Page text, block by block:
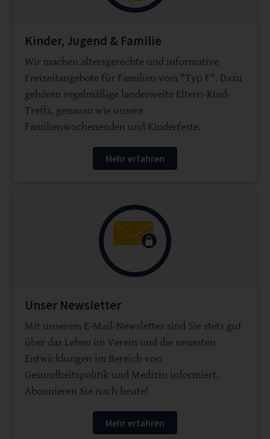
Kinder, Jugend & Familie
Wir machen altersgerechte und informative
Freizeitangebote für Familien vom "Typ F". Dazu
gehören regelmäßige landesweite Eltern-Kind-
Treffs, genauso wie unsere
Familienwochenenden und Kinderfeste.
Mehr erfahren
Unser Newsletter
Mit unserem E-Mail-Newsletter sind Sie stets gut
über das Leben im Verein und die neuesten
Entwicklungen im Bereich von
Gesundheitspolitik und Medizin informiert.
Abonnieren Sie noch heute!
Mehr erfahren